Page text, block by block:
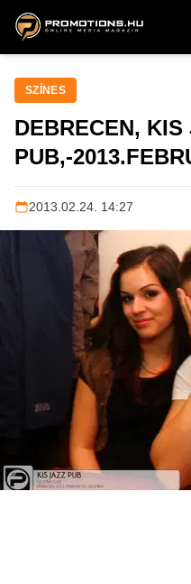
ZENE, FILM & KULT
SZÍNES
DEBRECEN, KIS
PUB,-
2013.02.24. 14:27